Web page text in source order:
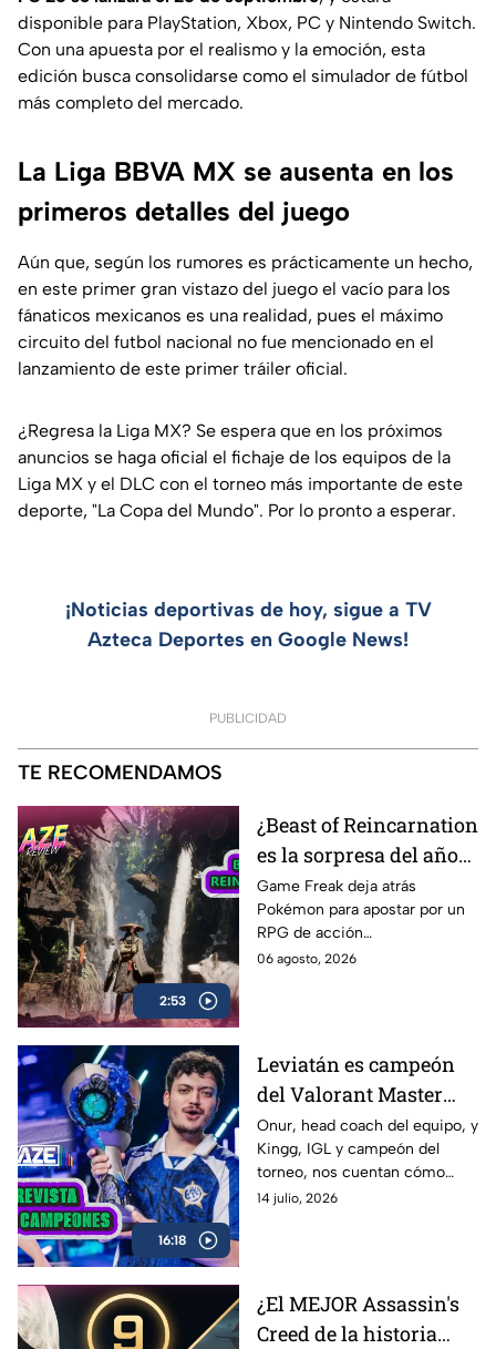
disponible para PlayStation, Xbox, PC y Nintendo Switch.
Con una apuesta por el realismo y la emoción, esta
edición busca consolidarse como el simulador de fútbol
más completo del mercado.
La Liga BBVA MX se ausenta en los
primeros detalles del juego
Aún que, según los rumores es prácticamente un hecho,
en este primer gran vistazo del juego el vacío para los
fánaticos mexicanos es una realidad, pues el máximo
circuito del futbol nacional no fue mencionado en el
lanzamiento de este primer tráiler oficial.
¿Regresa la Liga MX? Se espera que en los próximos
anuncios se haga oficial el fichaje de los equipos de la
Liga MX y el DLC con el torneo más importante de este
deporte, "La Copa del Mundo". Por lo pronto a esperar.
¡Noticias deportivas de hoy, sigue a TV
Azteca Deportes en Google News!
PUBLICIDAD
TE RECOMENDAMOS
2:53
¿Beast of Reincarnation
es la sorpresa del año? |
AZE Review
Game Freak deja atrás
Pokémon para apostar por un
RPG de acción
completamente diferente.
contamos
06 agosto, 2026
16:18
Leviatán es campeón
del Valorant Master
Londres 2026 |
Entrevista con Onur y
Kingg
Onur, head coach del equipo, y
Kingg, IGL y campeón del
torneo, nos cuentan cómo
vivieron el camino hacia el
Latinoamérica.
14 julio, 2026
¿El MEJOR Assassin's
Creed de la historia